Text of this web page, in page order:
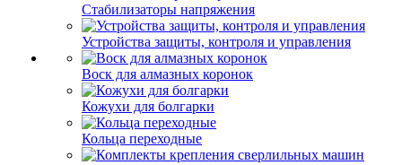
Стабилизаторы напряжения
Устройства защиты, контроля и управления
Воск для алмазных коронок
Кожухи для болгарки
Кольца переходные